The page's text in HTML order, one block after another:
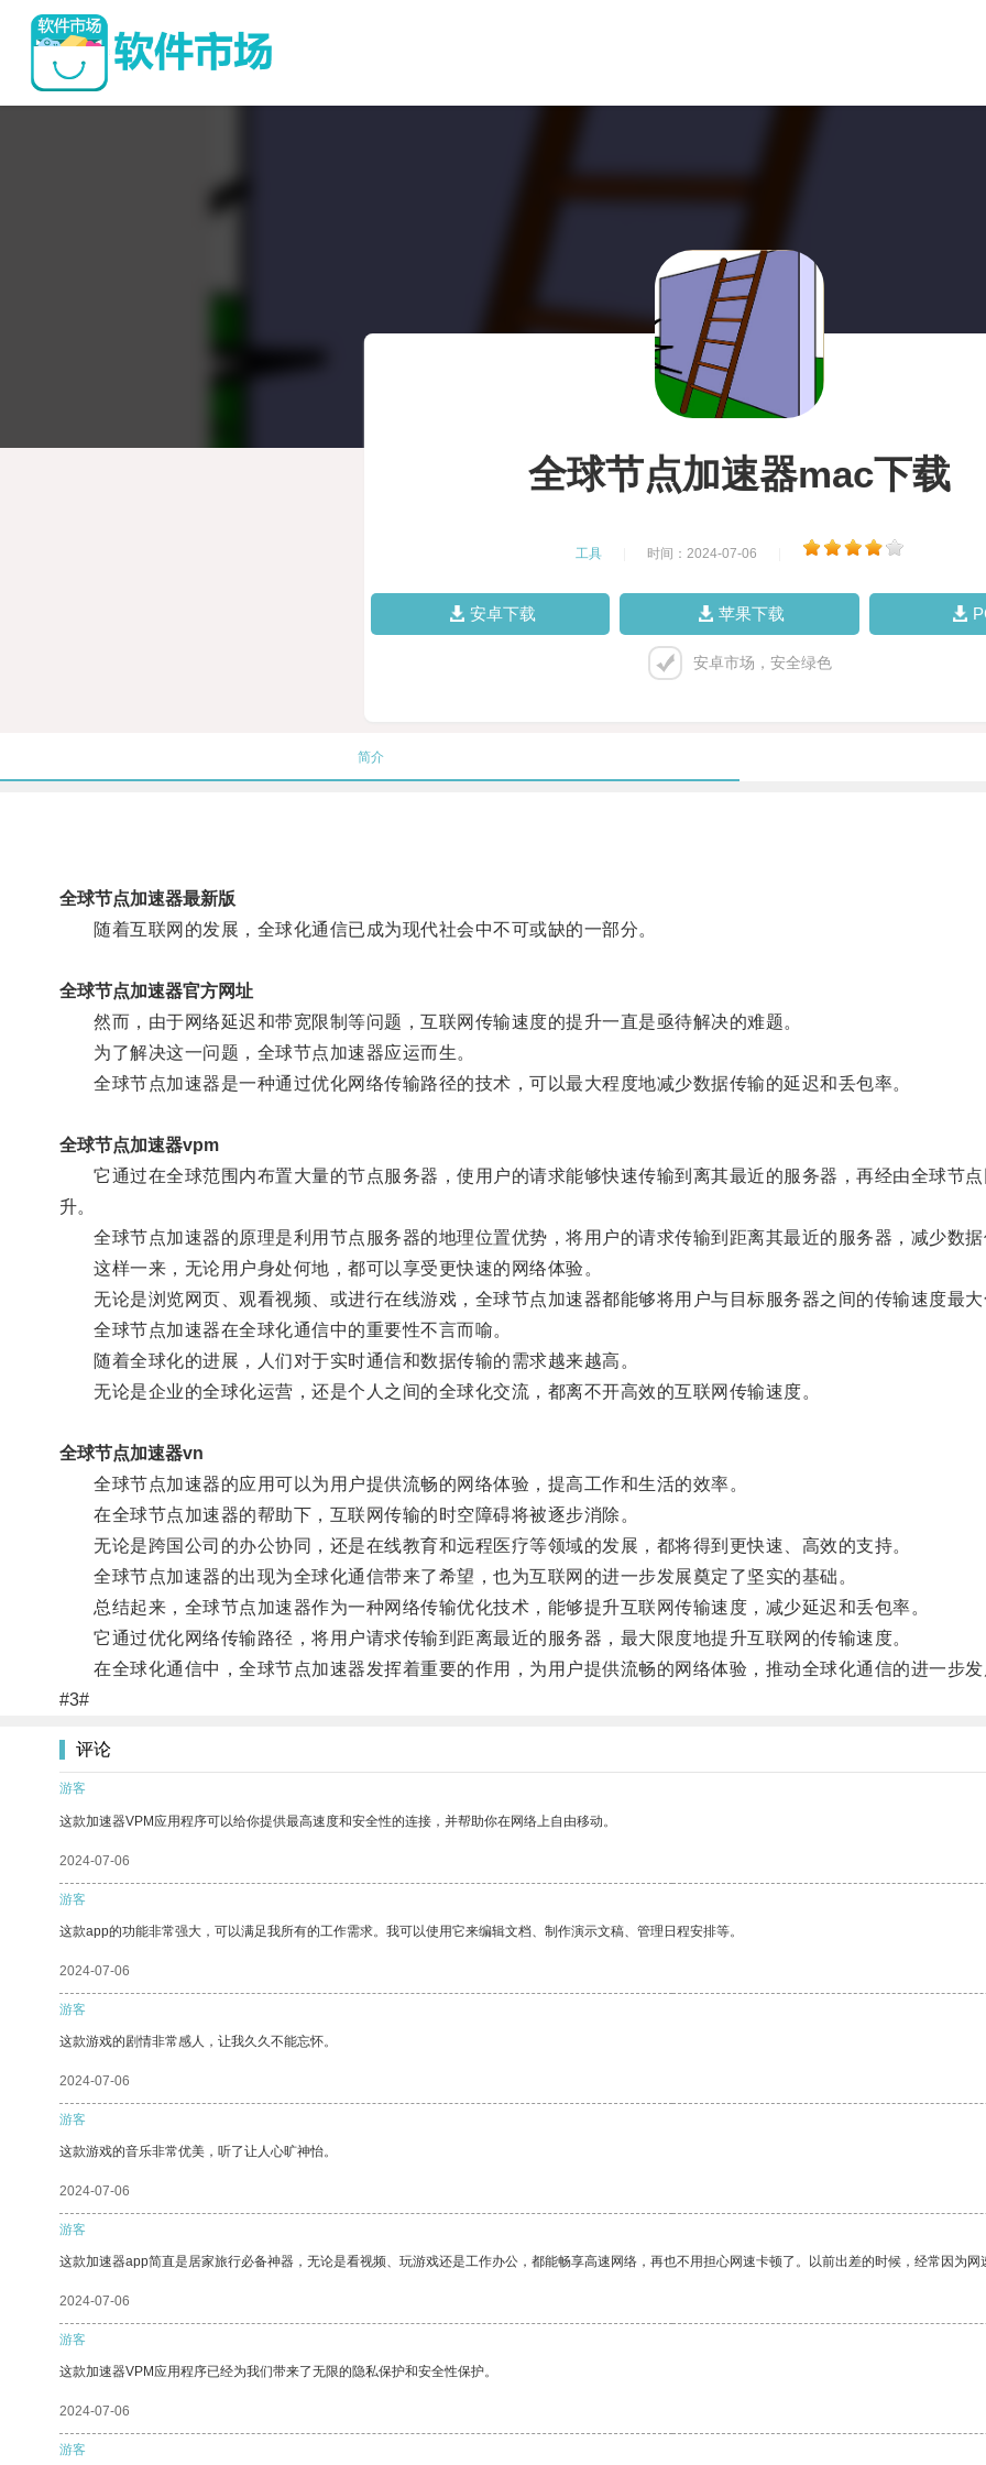
全球节点加速器mac下载
工具 时间：2024-07-06
安卓下载 苹果下载
安卓市场，安全绿色
简介
全球节点加速器最新版
随着互联网的发展，全球化通信已成为现代社会中不可或缺的一部分。
全球节点加速器官方网址
然而，由于网络延迟和带宽限制等问题，互联网传输速度的提升一直是亟待解决的难题。
为了解决这一问题，全球节点加速器应运而生。
全球节点加速器是一种通过优化网络传输路径的技术，可以最大程度地减少数据传输的延迟和丢包率。
全球节点加速器vpm
它通过在全球范围内布置大量的节点服务器，使用户的请求能够快速传输到离其最近的服务器，再经由全球节
升。
全球节点加速器的原理是利用节点服务器的地理位置优势，将用户的请求传输到距离其最近的服务器，减少数据
这样一来，无论用户身处何地，都可以享受更快速的网络体验。
无论是浏览网页、观看视频、或进行在线游戏，全球节点加速器都能够将用户与目标服务器之间的传输速度最大
全球节点加速器在全球化通信中的重要性不言而喻。
随着全球化的进展，人们对于实时通信和数据传输的需求越来越高。
无论是企业的全球化运营，还是个人之间的全球化交流，都离不开高效的互联网传输速度。
全球节点加速器vn
全球节点加速器的应用可以为用户提供流畅的网络体验，提高工作和生活的效率。
在全球节点加速器的帮助下，互联网传输的时空障碍将被逐步消除。
无论是跨国公司的办公协同，还是在线教育和远程医疗等领域的发展，都将得到更快速、高效的支持。
全球节点加速器的出现为全球化通信带来了希望，也为互联网的进一步发展奠定了坚实的基础。
总结起来，全球节点加速器作为一种网络传输优化技术，能够提升互联网传输速度，减少延迟和丢包率。
它通过优化网络传输路径，将用户请求传输到距离最近的服务器，最大限度地提升互联网的传输速度。
在全球化通信中，全球节点加速器发挥着重要的作用，为用户提供流畅的网络体验，推动全球化通信的进一步发
#3#
评论
游客
这款加速器VPM应用程序可以给你提供最高速度和安全性的连接，并帮助你在网络上自由移动。
2024-07-06
游客
这款app的功能非常强大，可以满足我所有的工作需求。我可以使用它来编辑文档、制作演示文稿、管理日程安排等。
2024-07-06
游客
这款游戏的剧情非常感人，让我久久不能忘怀。
2024-07-06
游客
这款游戏的音乐非常优美，听了让人心旷神怡。
2024-07-06
游客
这款加速器app简直是居家旅行必备神器，无论是看视频、玩游戏还是工作办公，都能畅享高速网络，再也不用担心网速卡顿了。以前出差的时候，经常因为
2024-07-06
游客
这款加速器VPM应用程序已经为我们带来了无限的隐私保护和安全性保护。
2024-07-06
游客